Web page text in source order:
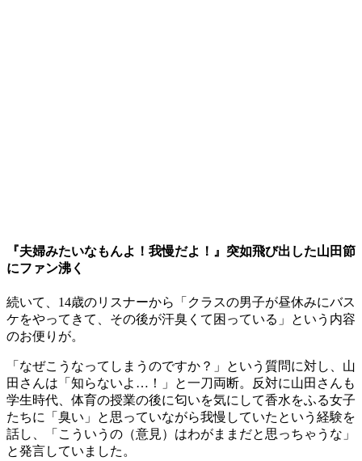
『夫婦みたいなもんよ！我慢だよ！』突如飛び出した山田節
にファン沸く
続いて、14歳のリスナーから「クラスの男子が昼休みにバス
ケをやってきて、その後が汗臭くて困っている」という内容
のお便りが。
「なぜこうなってしまうのですか？」という質問に対し、山
田さんは「知らないよ…！」と一刀両断。反対に山田さんも
学生時代、体育の授業の後に匂いを気にして香水をふる女子
たちに「臭い」と思っていながら我慢していたという経験を
話し、「こういうの（意見）はわがままだと思っちゃうな」
と発言していました。